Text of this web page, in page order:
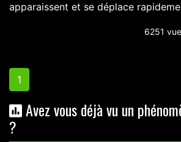
apparaissent et se déplace
6251
1
Avez vous déjà vu un
?